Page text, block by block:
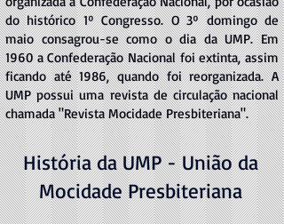
do histórico 1º Congresso. O 3º domingo de
maio consagrou-se como o dia da UMP. Em
1960 a Confederação Nacional foi extinta, assim
ficando até 1986, quando foi reorganizada. A
UMP possui uma revista de circulação nacional
chamada "Revista Mocidade Presbiteriana".
História da UMP - União da
Mocidade Presbiteriana